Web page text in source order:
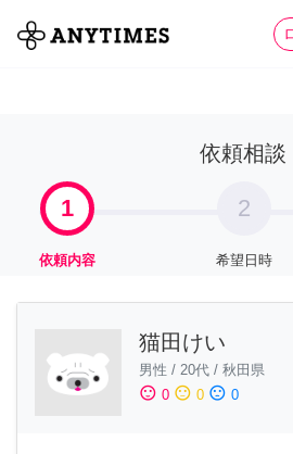
全て
依頼相談
1
依頼内容
2
希望日時
猫田けい
男性 / 20代 / 秋田県
sentiment_satisfied 0 sentiment_neutral 0 sentiment_dissatisfied 0